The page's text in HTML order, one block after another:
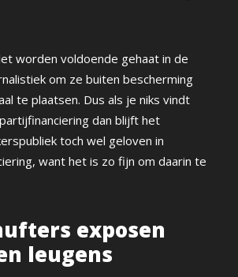
worden voldoende gehaat in de
om ze buiten bescherming
te plaatsen. Dus als je niks vindt
dan blijft het
toch wel geloven in
want het is zo fijn om daarin te
exposen
leugens